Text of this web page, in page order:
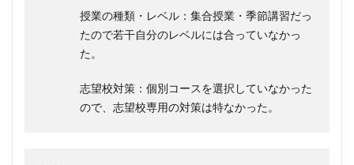
授業の種類・レベル：集合授業・季節講習だっ
たので若干自分のレベルには合っていなかっ
た。
志望校対策：個別コースを選択していなかった
ので、志望校専用の対策は特なかった。